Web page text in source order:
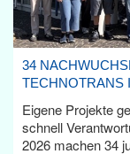
34
TECHNOTRANS
Eigene Projekte
schnell
2026 machen 34